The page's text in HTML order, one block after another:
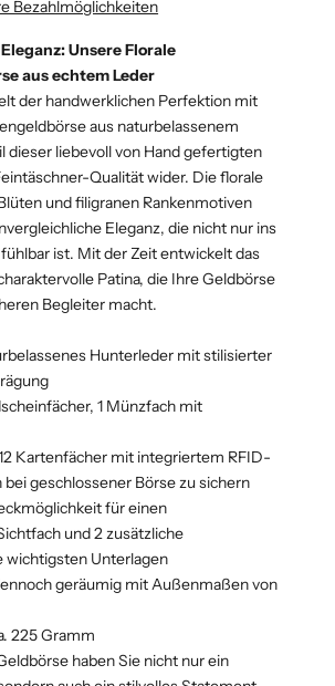
Bezahlmöglichkeiten
Unsere Florale
aus echtem Leder
der handwerklichen Perfektion mit
aus naturbelassenem
dieser liebevoll von Hand gefertigten
Qualität wider. Die florale
und filigranen Rankenmotiven
Eleganz, die nicht nur ins
ist. Mit der Zeit entwickelt das
Patina, die Ihre Geldbörse
Begleiter macht.
Hunterleder mit stilisierter
1 Münzfach mit
Kartenfächer mit integriertem RFID-
geschlossener Börse zu sichern
für einen
und 2 zusätzliche
wichtigsten Unterlagen
geräumig mit Außenmaßen von
225 Gramm
haben Sie nicht nur ein